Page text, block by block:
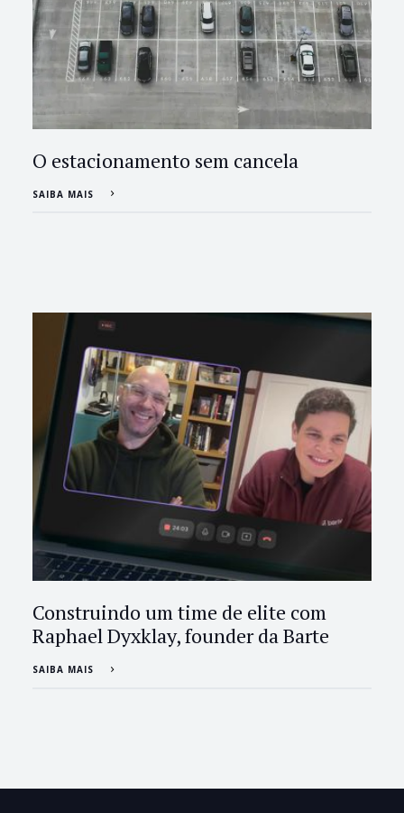
O estacionamento sem cancela
SAIBA MAIS
Construindo um time de elite com
Raphael Dyxklay, founder da Barte
SAIBA MAIS